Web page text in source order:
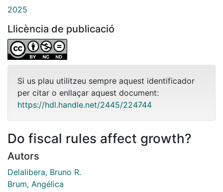
2025
Llicència de publicació
Si us plau utilitzeu sempre aquest identificador
per citar o enllaçar aquest document:
https://hdl.handle.net/2445/224744
Do fiscal rules affect growth?
Autors
Delalibera, Bruno R.
Brum, Angélica